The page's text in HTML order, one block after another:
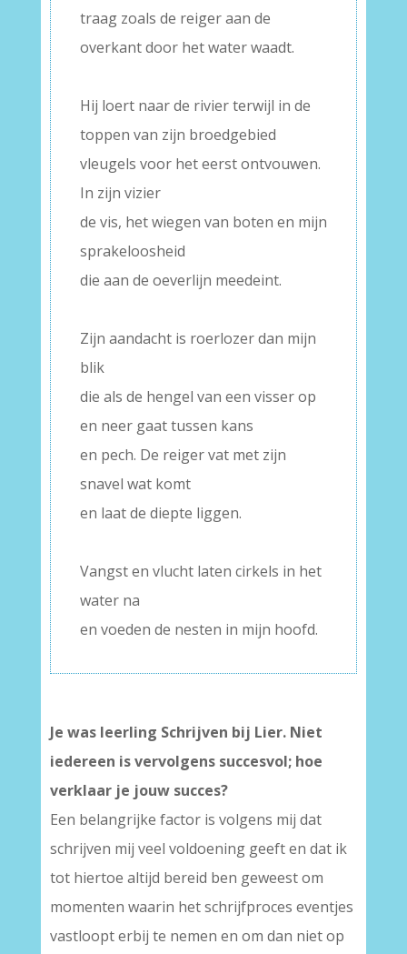
traag zoals de reiger aan de
overkant door het water waadt.
Hij loert naar de rivier terwijl in de
toppen van zijn broedgebied
vleugels voor het eerst ontvouwen.
In zijn vizier
de vis, het wiegen van boten en mijn
sprakeloosheid
die aan de oeverlijn meedeint.
Zijn aandacht is roerlozer dan mijn
blik
die als de hengel van een visser op
en neer gaat tussen kans
en pech. De reiger vat met zijn
snavel wat komt
en laat de diepte liggen.
Vangst en vlucht laten cirkels in het
water na
en voeden de nesten in mijn hoofd.
Je was leerling Schrijven bij Lier. Niet
iedereen is vervolgens succesvol; hoe
verklaar je jouw succes?
Een belangrijke factor is volgens mij dat
schrijven mij veel voldoening geeft en dat ik
tot hiertoe altijd bereid ben geweest om
momenten waarin het schrijfproces eventjes
vastloopt erbij te nemen en om dan niet op